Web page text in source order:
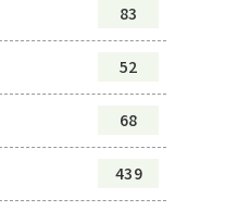
83
52
68
439